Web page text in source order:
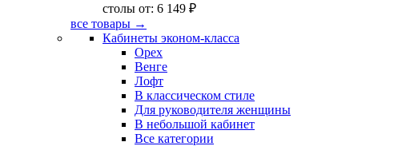
столы от: 6 149 ₽
все товары →
Кабинеты эконом-класса
Орех
Венге
Лофт
В классическом стиле
Для руководителя женщины
В небольшой кабинет
Все категории